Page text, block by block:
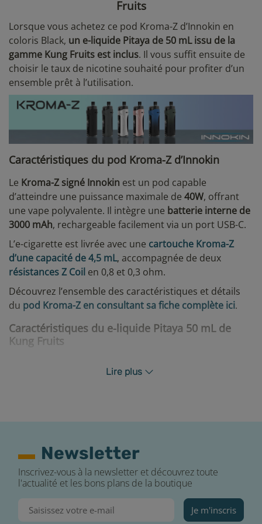
Fruits
Lorsque vous achetez ce pod Kroma-Z d’Innokin en
coloris Black, un e-liquide Pitaya de 50 mL issu de la
gamme Kung Fruits est inclus. Il vous suffit ensuite de
choisir le taux de nicotine souhaité pour profiter d’un
ensemble prêt à l’utilisation.
Caractéristiques du pod Kroma-Z d’Innokin
Le Kroma-Z signé Innokin est un pod capable
d’atteindre une puissance maximale de 40W, offrant
une vape polyvalente. Il intègre une batterie interne de
3000 mAh, rechargeable facilement via un port USB-C.
L’e-cigarette est livrée avec une cartouche Kroma-Z
d’une capacité de 4,5 mL, accompagnée de deux
résistances Z Coil en 0,8 et 0,3 ohm.
Découvrez l’ensemble des caractéristiques et détails
du pod Kroma-Z en consultant sa fiche complète ici.
Caractéristiques du e-liquide Pitaya 50 mL de
Kung Fruits
retranscrit la saveur d’un fruit du dragon. Ce produit
taux de nicotine sélectionné, un ou deux boosters de
nicotine Liquideo seront ajoutés à votre pack Kroma-Z :
E-liquide Pitaya en 3 mg/mL de nicotine : un e-liquide
Pitaya en 50 mL + un booster de nicotine (60 mL à 3
mg/mL).
Lire plus
Newsletter
Inscrivez-vous à la newsletter et découvrez toute
l'actualité et les bons plans de la boutique
Je m'inscris